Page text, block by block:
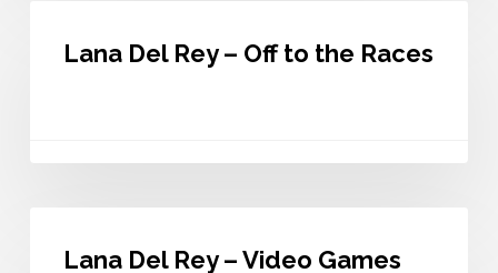
Races
Lana Del Rey – Off to the Races
Lana Del Rey – Video Games